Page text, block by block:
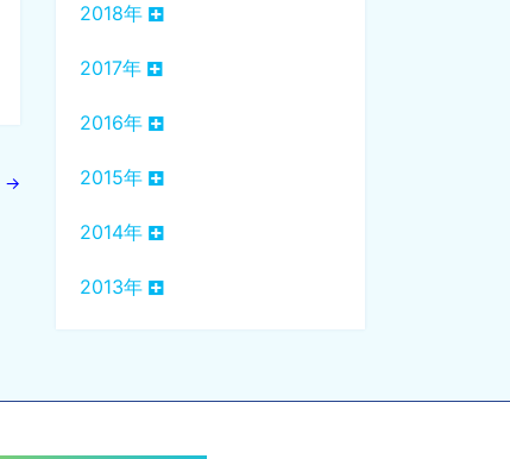
→
2018年
2017年
2016年
2015年
2014年
2013年